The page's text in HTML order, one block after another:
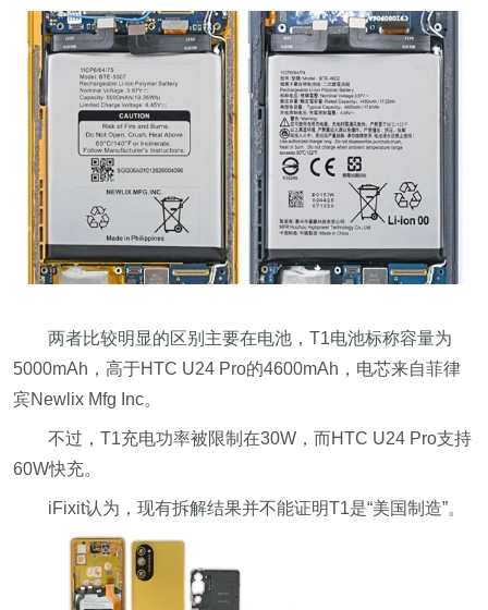
两者比较明显的区别主要在电池，T1电池标称容量为
5000mAh，高于HTC U24 Pro的4600mAh，电芯来自菲律
宾Newlix Mfg Inc。
不过，T1充电功率被限制在30W，而HTC U24 Pro支持
60W快充。
iFixit认为，现有拆解结果并不能证明T1是“美国制造”。